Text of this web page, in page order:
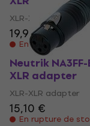
XLR-XLR adapter
19,90 €
En rupture de
Neutrik NA3FF-
XLR adapter
XLR-XLR adapter
15,10 €
En rupture de